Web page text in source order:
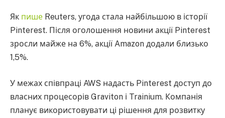
Як пише Reuters, угода стала найбільшою в історії
Pinterest. Після оголошення новини акції Pinterest
зросли майже на 6%, акції Amazon додали близько
1,5%.
У межах співпраці AWS надасть Pinterest доступ до
власних процесорів Graviton і Trainium. Компанія
планує використовувати ці рішення для розвитку